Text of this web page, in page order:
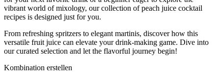
vibrant world of mixology, our collection of peach juice cocktail
recipes is designed just for you.
From refreshing spritzers to elegant martinis, discover how this
versatile fruit juice can elevate your drink-making game. Dive into
our curated selection and let the flavorful journey begin!
Kombination erstellen